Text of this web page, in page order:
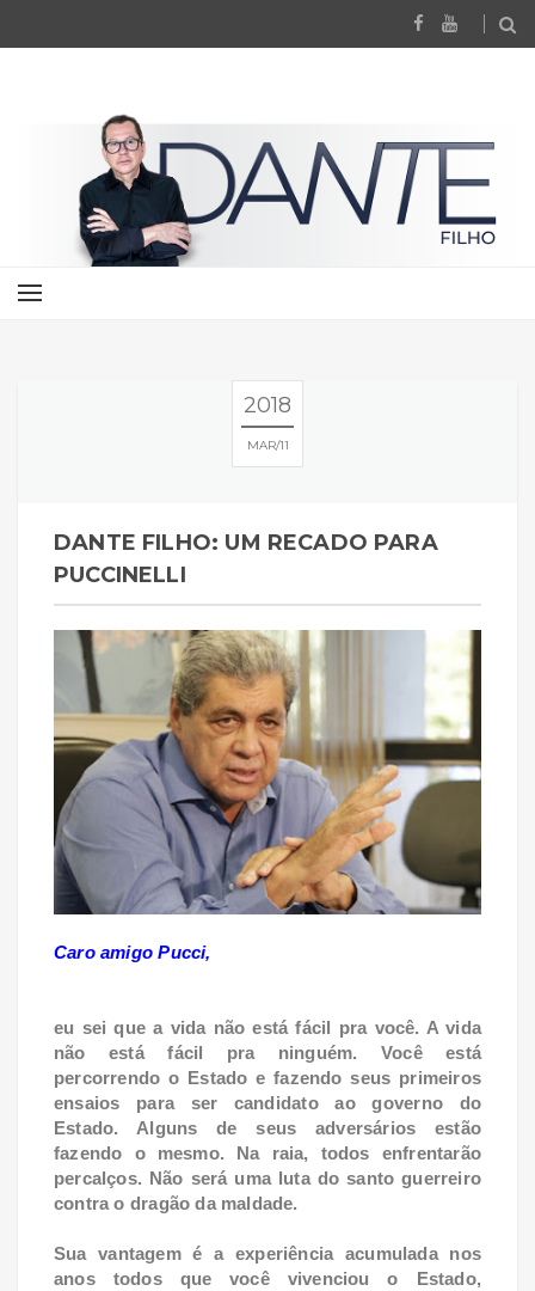
2018
MAR 11
DANTE FILHO: UM RECADO PARA
PUCCINELLI
Caro amigo Pucci,
eu sei que a vida não está fácil pra você. A vida
não está fácil pra ninguém. Você está
percorrendo o Estado e fazendo seus primeiros
ensaios para ser candidato ao governo do
Estado. Alguns de seus adversários estão
fazendo o mesmo. Na raia, todos enfrentarão
percalços. Não será uma luta do santo guerreiro
contra o dragão da maldade.
Sua vantagem é a experiência acumulada nos
anos todos que você vivenciou o Estado,